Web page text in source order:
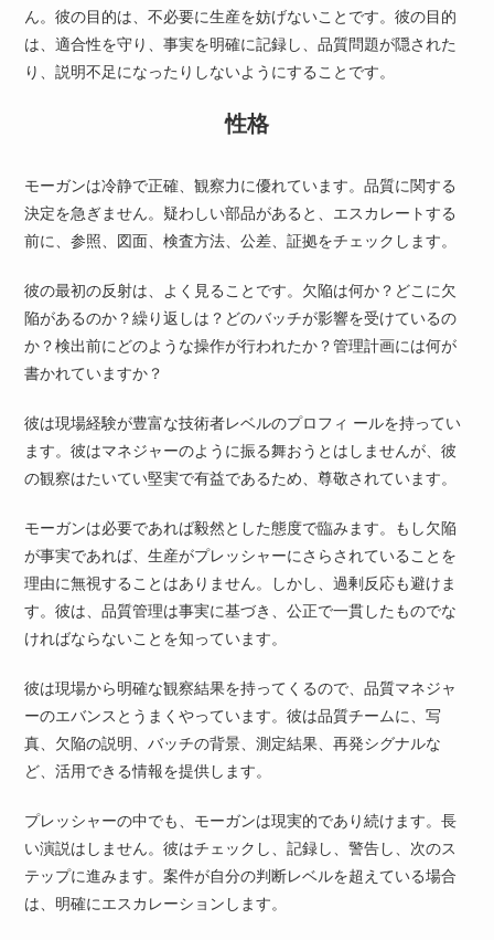
ん。彼の目的は、不必要に生産を妨げないことです。彼の目的
は、適合性を守り、事実を明確に記録し、品質問題が隠された
り、説明不足になったりしないようにすることです。
性格
モーガンは冷静で正確、観察力に優れています。品質に関する
決定を急ぎません。疑わしい部品があると、エスカレートする
前に、参照、図面、検査方法、公差、証拠をチェックします。
彼の最初の反射は、よく見ることです。欠陥は何か？どこに欠
陥があるのか？繰り返しは？どのバッチが影響を受けているの
か？検出前にどのような操作が行われたか？管理計画には何が
書かれていますか？
彼は現場経験が豊富な技術者レベルのプロフィ ールを持ってい
ます。彼はマネジャーのように振る舞おうとはしませんが、彼
の観察はたいてい堅実で有益であるため、尊敬されています。
モーガンは必要であれば毅然とした態度で臨みます。もし欠陥
が事実であれば、生産がプレッシャーにさらされていることを
理由に無視することはありません。しかし、過剰反応も避けま
す。彼は、品質管理は事実に基づき、公正で一貫したものでな
ければならないことを知っています。
彼は現場から明確な観察結果を持ってくるので、品質マネジャ
ーのエバンスとうまくやっています。彼は品質チームに、写
真、欠陥の説明、バッチの背景、測定結果、再発シグナルな
ど、活用できる情報を提供します。
プレッシャーの中でも、モーガンは現実的であり続けます。長
い演説はしません。彼はチェックし、記録し、警告し、次のス
テップに進みます。案件が自分の判断レベルを超えている場合
は、明確にエスカレーションします。